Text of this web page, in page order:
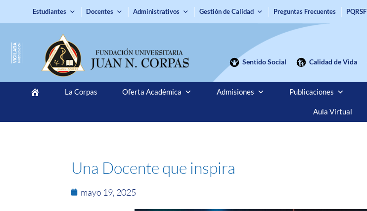
Estudiantes Docentes Administrativos Gestión de Calidad Preguntas Frecuentes PQRSF
Sentido Social Calidad de Vida
La Corpas Oferta Académica Admisiones Publicaciones
Aula Virtual
Una Docente que inspira
mayo 19, 2025